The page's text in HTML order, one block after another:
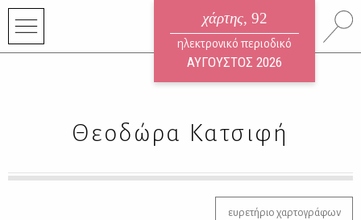
χάρτης, 92
ηλεκτρονικό περιοδικό
ΑΥΓΟΥΣΤΟΣ 2026
Θεοδώρα Κατσιφή
ευρετήριο χαρτογράφων